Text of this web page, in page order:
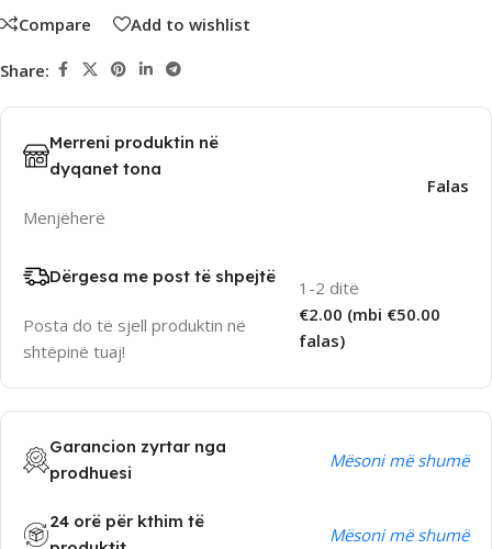
Compare Add to wishlist
Share:
Merreni produktin në
dyqanet tona
Menjëherë
Falas
Dërgesa me post të shpejtë
Posta do të sjell produktin në
shtëpinë tuaj!
1-2 ditë
€2.00 (mbi €50.00
falas)
Garancion zyrtar nga
prodhuesi
Mësoni më shumë
24 orë për kthim të
Mësoni më shumë